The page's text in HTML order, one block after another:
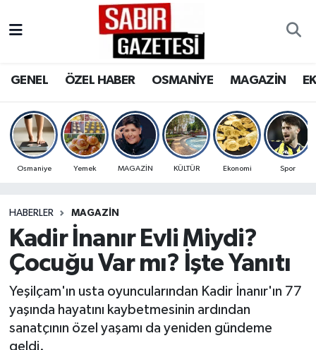
GENEL ÖZEL HABER OSMANİYE MAGAZİN
Osmaniye Yemek MAGAZİN KÜLTÜR Ekonomi Spor
HABERLER MAGAZİN
Kadir İnanır Evli Miydi?
Çocuğu Var mı? İşte Yanıtı
Yeşilçam'ın usta oyuncularından Kadir İnanır'ın 77
yaşında hayatını kaybetmesinin ardından
sanatçının özel yaşamı da yeniden gündeme
geldi.
OSMANİYE
MAGAZİN
SPOR
RESMİ İLANLAR
Osmaniye Nöbetçi Eczaneler
Osmaniye Trafik Yoğunluk Haritası
Süper Lig Puan Durumu ve Fikstür
Son Dakika Haberleri
Haber Arşivi